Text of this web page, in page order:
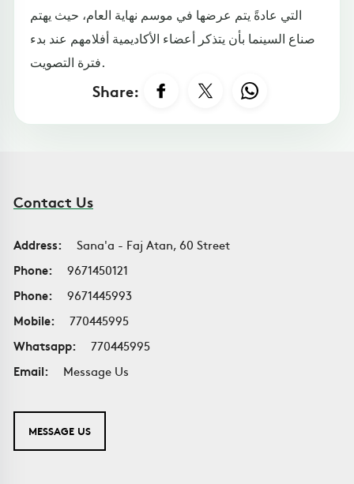
التي عادةً يتم عرضها في موسم نهاية العام، حيث يهتم
صناع السينما بأن يتذكر أعضاء الأكاديمية أفلامهم عند بدء
فترة التصويت.
Share:
Contact Us
Address:
Sana'a - Faj Atan, 60 Street
Phone:
9671450121
Phone:
9671445993
Mobile:
770445995
Whatsapp:
770445995
Email:
Message Us
MESSAGE US